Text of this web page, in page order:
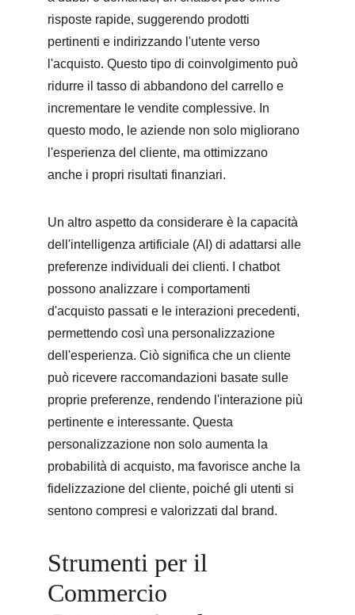
risposte rapide, suggerendo prodotti
pertinenti e indirizzando l'utente verso
l'acquisto. Questo tipo di coinvolgimento può
ridurre il tasso di abbandono del carrello e
incrementare le vendite complessive. In
questo modo, le aziende non solo migliorano
l'esperienza del cliente, ma ottimizzano
anche i propri risultati finanziari.
Un altro aspetto da considerare è la capacità
dell'intelligenza artificiale (AI) di adattarsi alle
preferenze individuali dei clienti. I chatbot
possono analizzare i comportamenti
d'acquisto passati e le interazioni precedenti,
permettendo così una personalizzazione
dell'esperienza. Ciò significa che un cliente
può ricevere raccomandazioni basate sulle
proprie preferenze, rendendo l'interazione più
pertinente e interessante. Questa
personalizzazione non solo aumenta la
probabilità di acquisto, ma favorisce anche la
fidelizzazione del cliente, poiché gli utenti si
sentono compresi e valorizzati dal brand.
Strumenti per il
Commercio